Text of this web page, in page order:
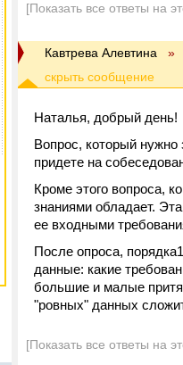
[Показать все ответы на
Кавтрева Алевтина »
Наталья, добрый день!
Вопрос, который нужно
придете на
Кроме этого вопроса,
знаниями обладает.
ее входными
После опроса,
данные: какие
большие и малые
"ровных" данных
[Показать все ответы на